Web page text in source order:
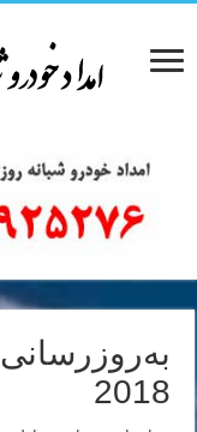
2018